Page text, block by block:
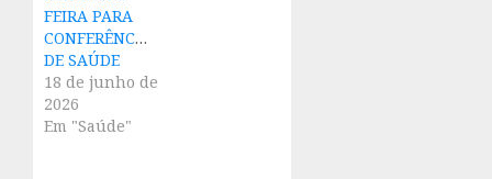
FEIRA PARA
CONFERÊNCIA
DE SAÚDE
18 de junho de
2026
Em "Saúde"